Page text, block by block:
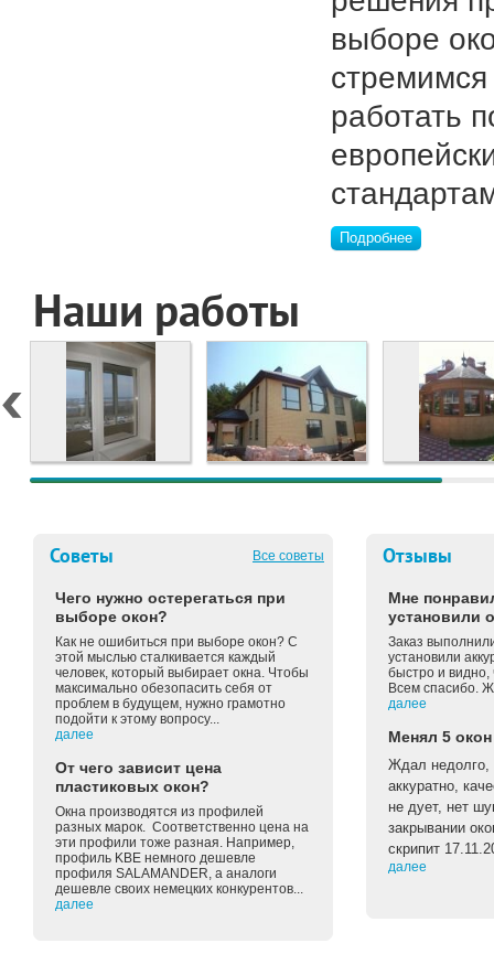
выборе
стремимся
работать
Подробнее
Наши работы
Советы Все советы
Чего нужно остерегаться при
выборе окон?
Как не ошибиться при выборе окон? С
этой мыслью сталкивается каждый
человек, который выбирает окна. Чтобы
максимально обезопасить себя от
проблем в будущем, нужно грамотно
подойти к этому вопросу...
далее
От чего зависит цена
пластиковых окон?
Окна производятся из профилей
разных марок. Соответственно цена на
эти профили тоже разная. Например,
профиль KBE немного дешевле
профиля SALAMANDER, а аналоги
дешевле своих немецких конкурентов...
далее
Отзывы
Мне
установили
Заказ
установили
быстро и видно,
Всем спасибо.
далее
Менял 5 окон
Ждал недолго,
аккуратно,
не дует, нет
закрывании
скрипит
далее